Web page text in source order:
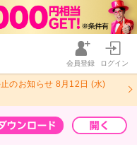
会員登録 ログイン
のお知らせ 8月12日 (水)